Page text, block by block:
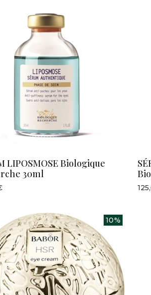
LIPOSMOSE Biologique
30ml
10%